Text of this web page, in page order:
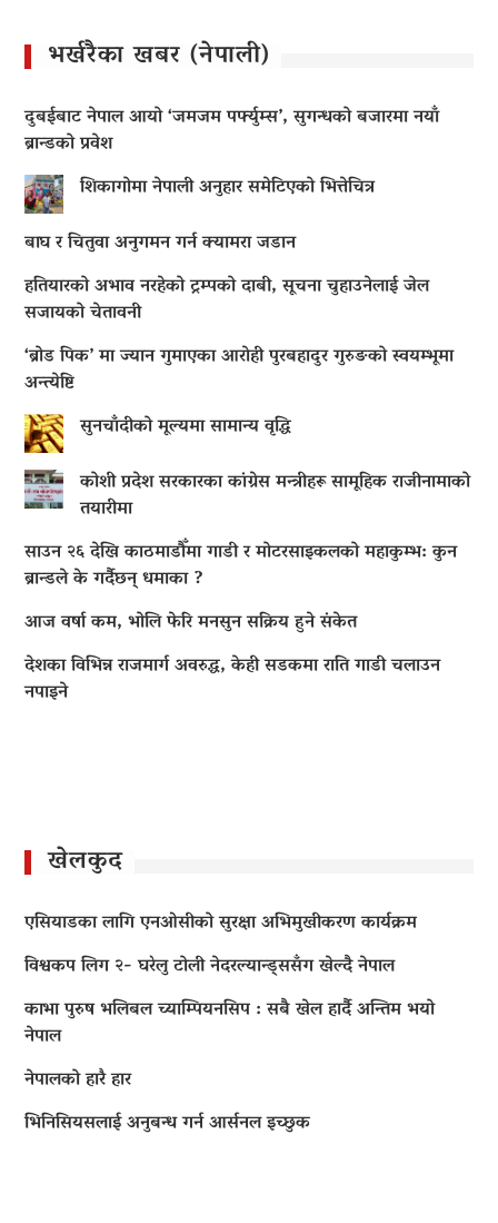
भर्खरैका खबर (नेपाली)
दुबईबाट नेपाल आयो ‘जमजम पर्फ्युम्स’, सुगन्धको बजारमा नयाँ
ब्रान्डको प्रवेश
शिकागोमा नेपाली अनुहार समेटिएको भित्तेचित्र
बाघ र चितुवा अनुगमन गर्न क्यामरा जडान
हतियारको अभाव नरहेको ट्रम्पको दाबी, सूचना चुहाउनेलाई जेल
सजायको चेतावनी
‘ब्रोड पिक’ मा ज्यान गुमाएका आराेही पुरबहादुर गुरुङको स्वयम्भूमा
अन्त्येष्टि
सुनचाँदीको मूल्यमा सामान्य वृद्धि
कोशी प्रदेश सरकारका कांग्रेस मन्त्रीहरू सामूहिक राजीनामाको
तयारीमा
साउन २६ देखि काठमाडौँमा गाडी र मोटरसाइकलको महाकुम्भ: कुन
ब्रान्डले के गर्दैछन् धमाका ?
आज वर्षा कम, भोलि फेरि मनसुन सक्रिय हुने संकेत
देशका विभिन्न राजमार्ग अवरुद्ध, केही सडकमा राति गाडी चलाउन
नपाइने
खेलकुद
एसियाडका लागि एनओसीको सुरक्षा अभिमुखीकरण कार्यक्रम
विश्वकप लिग २- घरेलु टोली नेदरल्यान्ड्ससँग खेल्दै नेपाल
काभा पुरुष भलिबल च्याम्पियनसिप : सबै खेल हार्दै अन्तिम भयो
नेपाल
नेपालको हारै हार
भिनिसियसलाई अनुबन्ध गर्न आर्सनल इच्छुक